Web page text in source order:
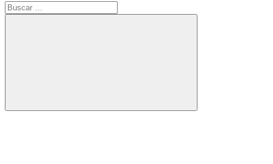
Buscar:
Buscar